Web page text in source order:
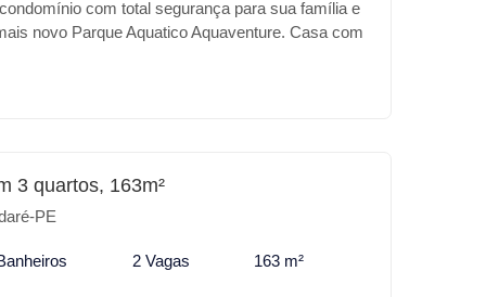
com total segurança para sua família e
novo Parque Aquatico Aquaventure. Casa com
4 quartos sendo 3 suítes.
3 quartos, 163m²
PE
2 Vagas 163 m²